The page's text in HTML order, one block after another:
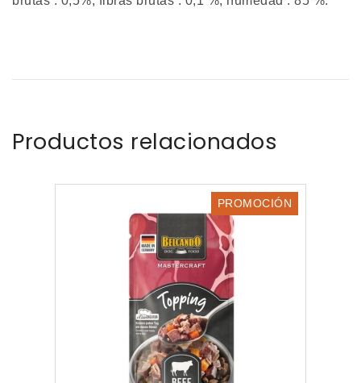
Productos relacionados
PROMOCIÓN